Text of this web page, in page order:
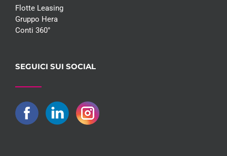
Flotte Leasing
Gruppo Hera
Conti 360°
SEGUICI SUI SOCIAL